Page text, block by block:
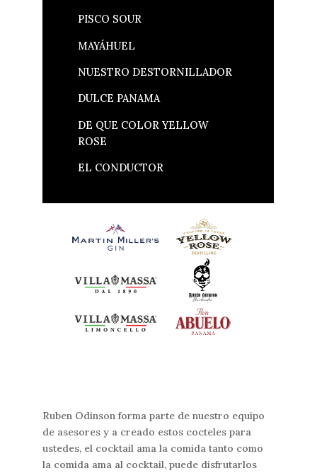
PISCO SOUR
MAYÁHUEL
NUESTRO DESTORNILLADOR
DULCE PANAMA
DE QUE COLOR YELLOW
ROSE
EL CONDUCTOR
Ruben Odinson forma parte de nuestro equipo
de asesores y a creado estos cocteles para
ustedes, el cocktail ama la comida tanto como
la comida ama al cocktail, puede disfrutarlos